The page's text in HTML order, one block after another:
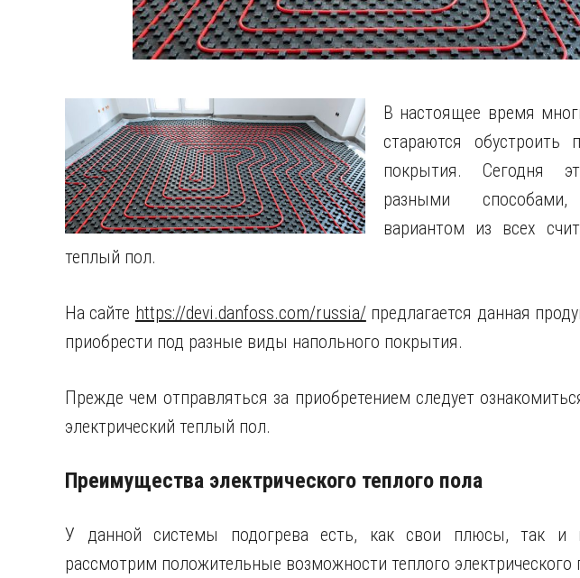
В настоящее время
стараются обустроить
покрытия. Сегодня
разными
вариантом из всех
теплый пол.
На сайте https://devi.danfoss.com/russia/предлагается данная
приобрести под разные виды напольного покрытия.
Прежде чем отправляться за приобретением следует
электрический теплый пол.
Преимущества электрического теплого пола
У данной системы подогрева есть, как свои плюсы, так и
рассмотрим положительные возможности теплого электрического